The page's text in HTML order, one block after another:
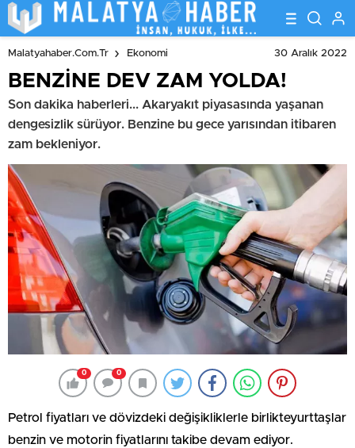
Malatyahaber.com.tr Ekonomi 30 Aralık 2022
BENZİNE DEV ZAM YOLDA!
Son dakika haberleri... Akaryakıt piyasasında yaşanan
dengesizlik sürüyor. Benzine bu gece yarısından itibaren
zam bekleniyor.
0 0
Petrol fiyatları ve dövizdeki değişikliklerle birlikteyurttaşlar
benzin ve motorin fiyatlarını takibe devam ediyor.